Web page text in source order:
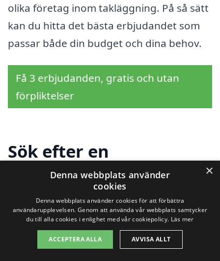
olika företag inom takläggning. På så sätt
kan du hitta det bästa erbjudandet som
passar både din budget och dina behov.
Få 3 erbjudanden, gratis och utan
förpliktelser
Sök efter en
professionell för
takbyte i andra städer
nära Bondstorp
×
Denna webbplats använder
cookies
Denna webbplats använder cookies för att förbättra
användarupplevelsen. Genom att använda vår webbplats samtycker
du till alla cookies i enlighet med vår cookiepolicy. Läs mer
ACCEPTERA ALLA AVVISA ALLT